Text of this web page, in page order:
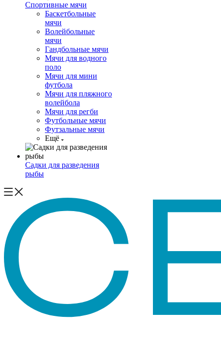
Спортивные мячи
Баскетбольные
мячи
Волейбольные
мячи
Гандбольные мячи
Мячи для водного
поло
Мячи для мини
футбола
Мячи для пляжного
волейбола
Мячи для регби
Футбольные мячи
Футзальные мячи
Ещё
Садки для разведения
рыбы